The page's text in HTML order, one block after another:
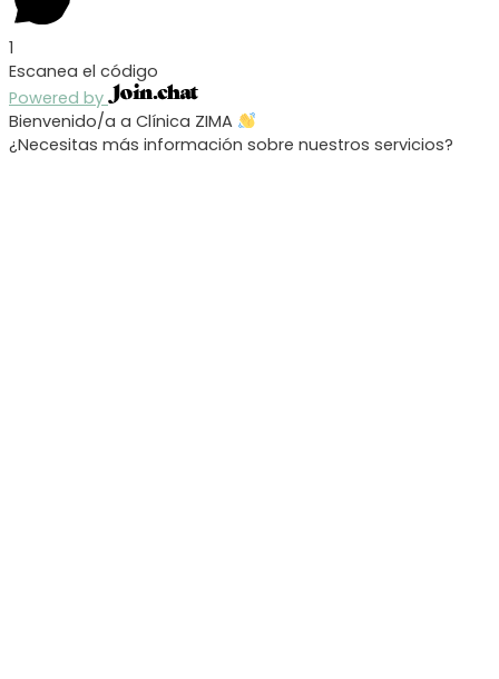
1
Escanea el código
Powered by
Bienvenido/a a Clínica ZIMA
¿Necesitas más información sobre nuestros servicios?